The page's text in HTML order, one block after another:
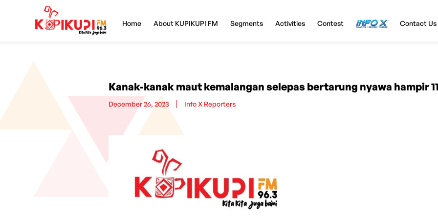
Home About KUPIKUPI FM Segments Activities Contest InfoX Contact Us
Kanak-kanak maut kemalangan selepas bertarung nyawa hampir
December 26, 2023 Info X Reporters